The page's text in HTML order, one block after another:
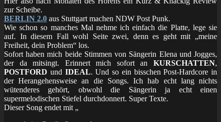
zur Scheibe.
BERLIN 2.0 aus Stuttgart machen NDW Post Punk.
Wie schon so manches Mal nehme ich einfach die Platte, lege sie
auf. In diesem Fall wohl Seite zwei, denn es geht mit „meine
Freiheit, dein Problem“ los.
Sofort haben mich beide Stimmen von Sängerin Elena und Jogges,
der da mitsingt. Erinnert mich sofort an KURSCHATTEN,
POSTFORD und IDEAL. Und so ein bisschen Post-Hardcore in
der Herangehensweise an die Songs. Ich hab echt lang nichts
wütenderes gehört, obwohl die Sängerin ja echt einen
supermelodischen Stiefel durchdonnert. Super Texte.
Dieser Song endet mit „